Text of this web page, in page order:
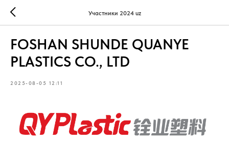
Участники 2024 uz
FOSHAN SHUNDE QUANYE
PLASTICS CO., LTD
2025-08-05 12:11